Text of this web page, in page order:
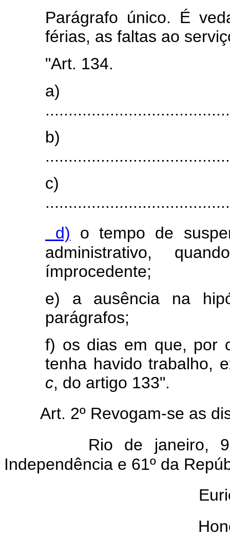
Parágrafo único. É
férias, as faltas ao
"Art. 134.
a)
b)
c)
d) o tempo de
administrativo,
ímprocedente;
e) a ausência na
parágrafos;
f) os dias em que, por
tenha havido trabalho,
c, do artigo 133".
Art. 2º Revogam-se as
Rio de janeiro,
Independência e 61º da